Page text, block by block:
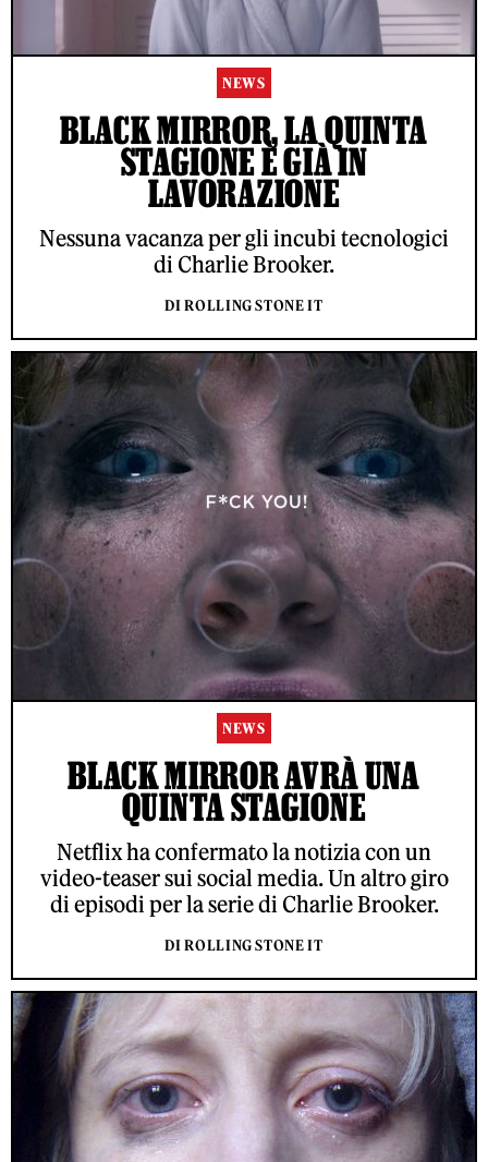
NEWS
BLACK MIRROR, LA QUINTA
STAGIONE È GIÀ IN
LAVORAZIONE
Nessuna vacanza per gli incubi tecnologici
di Charlie Brooker.
DI ROLLING STONE IT
NEWS
BLACK MIRROR AVRÀ UNA
QUINTA STAGIONE
Netflix ha confermato la notizia con un
video-teaser sui social media. Un altro giro
di episodi per la serie di Charlie Brooker.
DI ROLLING STONE IT